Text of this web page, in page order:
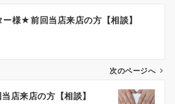
ー様★前回当店来店の方【相談】
次のページへ
店来店の方【相談】